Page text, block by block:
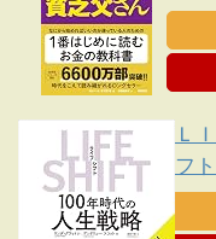
哲学
Ｌ
フ